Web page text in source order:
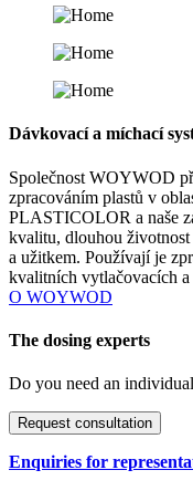
Dávkovací a míchací
Společnost WOYWOD
zpracováním plastů v
PLASTICOLOR a naše
kvalitu, dlouhou
a užitkem. Používají je
kvalitních vytlačovacích a
O WOYWOD
The dosing­ experts
Do you need an
Request consultation
Enquiries for